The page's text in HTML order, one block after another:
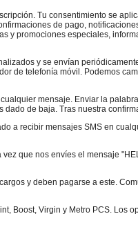
Tu consentimiento se
de pago,
promociones especiales,
y se envían
de telefonía móvil.​​​​​​​ Podemos
mensaje.​​​​​​​ Enviar la
de baja.​​​​​​​ Tras nuestra
a recibir mensajes SMS en
que nos envíes el mensaje
y deben pagarse a este.
Boost, Virgin y Metro PCS.